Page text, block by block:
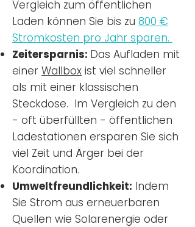
Vergleich zum öffentlichen
Laden können Sie bis zu 800 €
Stromkosten pro Jahr sparen.
Zeitersparnis: Das Aufladen mit
einer Wallbox ist viel schneller
als mit einer klassischen
Steckdose. Im Vergleich zu den
- oft überfüllten - öffentlichen
Ladestationen ersparen Sie sich
viel Zeit und Ärger bei der
Koordination.
Umweltfreundlichkeit: Indem
Sie Strom aus erneuerbaren
Quellen wie Solarenergie oder